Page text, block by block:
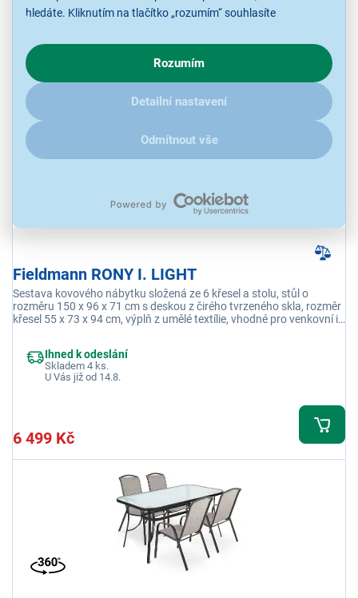
hledáte. Kliknutím na tlačítko „rozumím“ souhlasíte
chování na webu pro zobrazení cílených reklam. Pokud vás
zajímají detaily, jak u nás s cookies a dalšími údaji pracujeme,
kliknětesem.
Rozumím
Detailní nastavení
Odmítnout vše
Skladem více než 5 ks.
U Vás již od 14.8.
6 799 Kč
Fieldmann RONY I. LIGHT
Sestava kovového nábytku složená ze 6 křesel a stolu, stůl o
rozměru 150 x 96 x 71 cm s deskou z čirého tvrzeného skla, rozměr
křesel 55 x 73 x 94 cm, výplň z umělé textílie, vhodné pro venkovní i
Ihned k odeslání
Skladem 4 ks.
U Vás již od 14.8.
6 499 Kč